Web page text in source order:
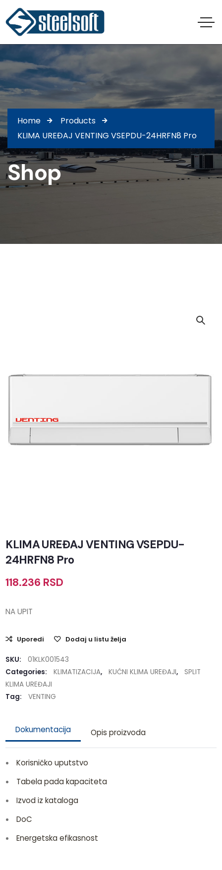
Home
Products
KLIMA UREĐAJ VENTING VSEPDU-24HRFN8 Pro
Shop
KLIMA UREĐAJ VENTING VSEPDU-
24HRFN8 Pro
118.236 RSD
NA UPIT
Uporedi Dodaj u listu želja
SKU:
01KLK001543
Categories:
KLIMATIZACIJA, KUĆNI KLIMA UREĐAJI,
SPLIT
KLIMA UREĐAJI
Tag:
VENTING
Dokumentacija Opis proizvoda
Korisničko uputstvo
Tabela pada kapaciteta
Izvod iz kataloga
DoC
Energetska efikasnost